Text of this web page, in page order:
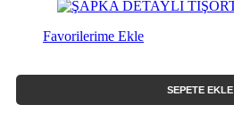
Favorilerime Ekle
SEPETE EKLE